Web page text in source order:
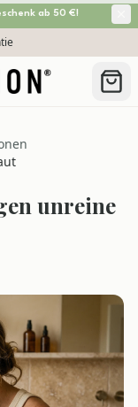
ab 50 €!
unreine